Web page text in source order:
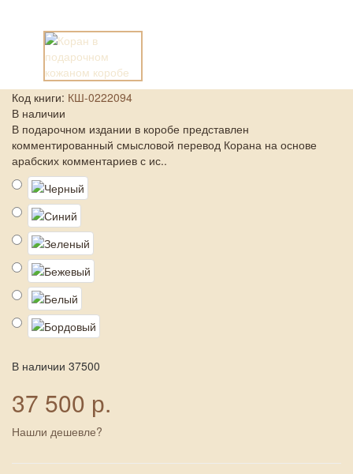
Код книги: КШ-0222094
В наличии
В подарочном издании в коробе представлен
комментированный смысловой перевод Корана на основе
арабских комментариев с ис..
В наличии 37500
37 500 р.
Нашли дешевле?